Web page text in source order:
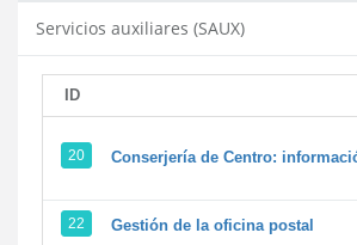
Servicios auxiliares (SAUX)
ID
20 Conserjería de Centro:
22 Gestión de la oficina postal